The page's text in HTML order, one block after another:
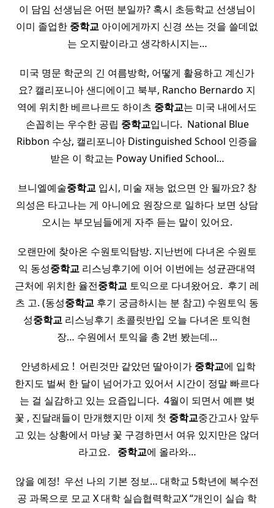
이 담임 선생님은 어떤 분일까? 혹시 초등학교 선생님이
이미 졸업한 중학교 아이에게까지 신경 쓰는 것을 쓸데없
는 오지랖이라고 생각하시지는…
미국 명문 학군의 긴 여름방학, 어떻게 활용하고 계신가
요? 캘리포니아 샌디에이고 북부, Rancho Bernardo 지
역에 위치한 베르나르도 하이츠 중학교는 미국 내에서도
손꼽히는 우수한 공립 중학교입니다. ​ National Blue
Ribbon 수상, 캘리포니아 Distinguished School 인증을
받은 이 학교는 Poway Unified School…
브니엘예술중학교입시, 미술 재능 없으면 안 될까요? 창
의성은 타고나는 게 아니에요 원장으로 일하다 보면 상담
오시는 부모님들에게 자주 듣는 말이 있어요.
오랜만에 찾아온 수원토익탐방. 지난번에 다녀온 수원토
익 동성중학교 리스닝후기에 이어 이번에는 성균관대역
근처에 위치한 율전중학교 토익으로 다녀왔어요. ​ 후기 레
츠 고. (동성중학교 후기 궁금하시는 분 참고) 수원토익 동
성중학교 리스닝후기 초콜릿반입 오늘 다녀온 토익현
장… 수원에서 토익을 총 2번 봤는데…
​ 안녕하세요 ! ​ 어린것만 같았던 딸아이가 중학교에 입학
한지도 벌써 한 달이 넘어가고 있어서 시간이 정말 빠르다
는 걸 실감하고 있는 요즘입니다. ​ 4월이 되면서 예쁜 벚
꽃 , 진달래들이 만개했지만 이제 첫 중학교중간고사 앞두
고 있는 상황에서 마냥 꽃 구경하면서 여유 있지만은 않더
라고요. ​ ​ 중학교에 올라와…
않을 예정! ​ 우선 나의 기본 정보… 대학교 5학년에 복수전
공 과목으로 모교 X 대학 실습협력학교X “개인이 실습 학